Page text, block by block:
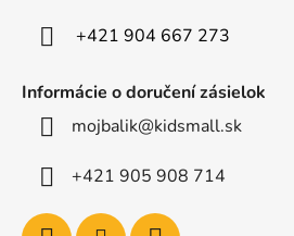
+421 904 667 273
Informácie o doručení zásielok
mojbalik@kidsmall.sk
+421 905 908 714